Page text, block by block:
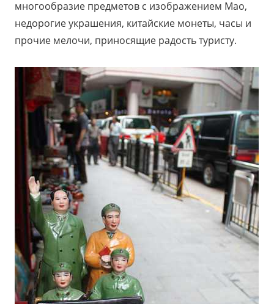
многообразие предметов с изображением Мао,
недорогие украшения, китайские монеты, часы и
прочие мелочи, приносящие радость туристу.